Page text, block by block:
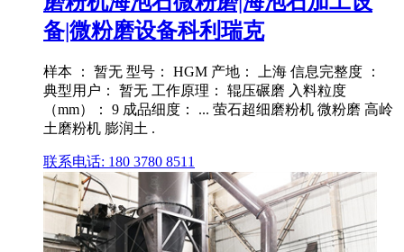
备|微粉磨设备科利瑞克
样本 ： 暂无 型号： HGM 产地： 上海 信息完整度 ：
典型用户： 暂无 工作原理： 辊压碾磨 入料粒度
（mm）： 9 成品细度： ... 萤石超细磨粉机 微粉磨 高岭
土磨粉机 膨润土 .
联系电话: 180 3780 8511